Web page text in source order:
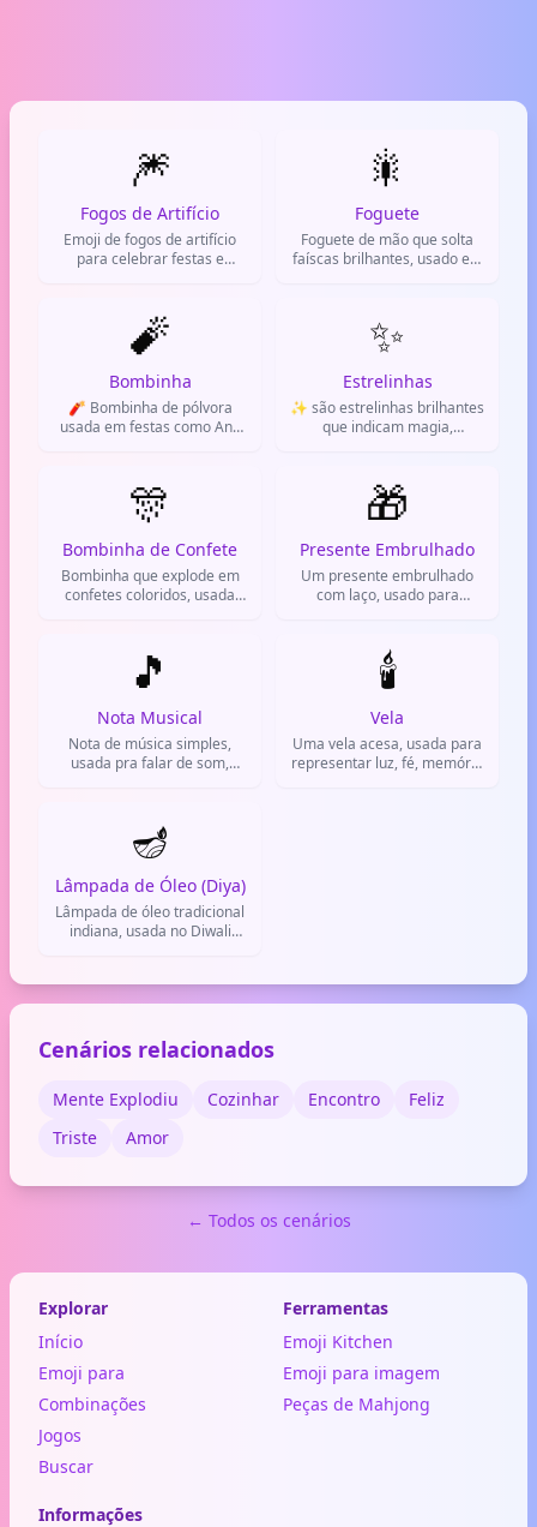
🎆
Fogos de Artifício
Emoji de fogos de artifício
para celebrar festas e
🎇
Foguete
Foguete de mão que solta
faíscas brilhantes, usado em
🧨
Bombinha
🧨 Bombinha de pólvora
usada em festas como Ano
✨
Estrelinhas
✨ são estrelinhas brilhantes
que indicam magia,
🎊
Bombinha de Confete
Bombinha que explode em
confetes coloridos, usada
🎁
Presente Embrulhado
Um presente embrulhado
com laço, usado para
especiais.
🎵
Nota Musical
Nota de música simples,
usada pra falar de som,
🕯️
Vela
Uma vela acesa, usada para
representar luz, fé, memória
🪔
Lâmpada de Óleo (Diya)
Lâmpada de óleo tradicional
indiana, usada no Diwali
Cenários relacionados
Mente Explodiu Cozinhar Encontro
Feliz
Triste
Amor
← Todos os cenários
Explorar
Início
Emoji para
Combinações
Jogos
Buscar
Ferramentas
Emoji Kitchen
Emoji para imagem
Peças de Mahjong
Informações